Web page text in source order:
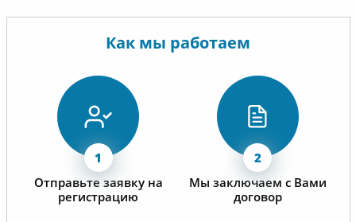
долговременное и успешное
сотрудничество.Как мы работаем
Отправьте заявку на
регистрацию
Мы заключаем с Вами
договор